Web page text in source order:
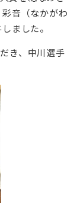
音（なかがわ
ました。
き、中川選手